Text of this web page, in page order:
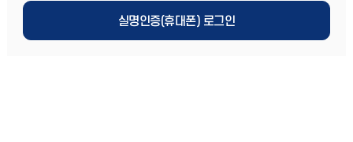
실명인증(휴대폰) 로그인